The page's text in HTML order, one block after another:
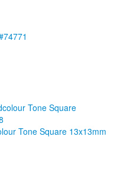
Tone Square 13x13mm